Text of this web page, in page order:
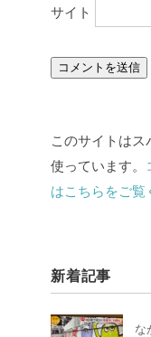
サイト
このサイトは
使っています。
はこちらをご覧
新着記事
な